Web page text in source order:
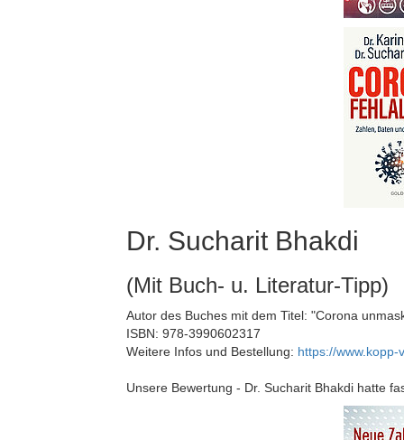
Dr. Sucharit Bhakdi
(Mit Buch- u. Literatur-Tipp)
Autor des Buches mit dem Titel: "Corona
ISBN: 978-3990602317
Weitere Infos und Bestellung: https://
Unsere Bewertung - Dr. Sucharit Bhakdi hatte